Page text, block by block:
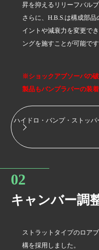
昇を抑えるリリーフバルブ
さらに、H.B.S.は構成部
イントや減衰力を変更で
ングを施すことが可能です
※ショックアブソーバの
製品もバンプラバーの装着
ハイドロ・バンプ・ストッパ
キャンバー調
ストラットタイプのロア
構を採用しました。